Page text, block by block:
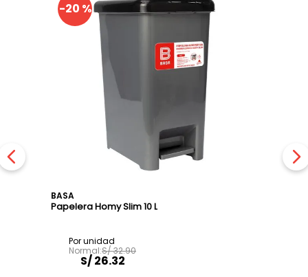
-20 %
BASA
Papelera Homy Slim 10 L
S/32.90
S/26.32